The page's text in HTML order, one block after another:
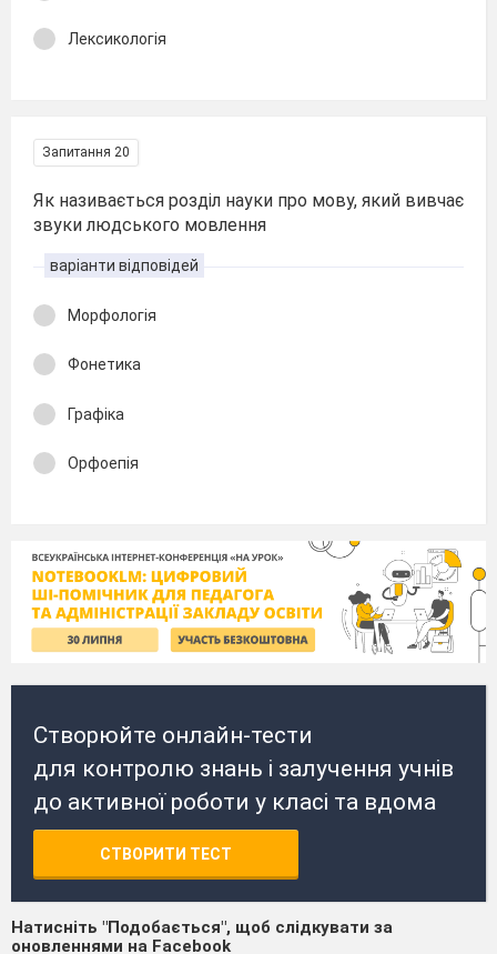
Лексикологія
Запитання 20
Як називається розділ науки про мову, який вивчає
звуки людського мовлення
варіанти відповідей
Морфологія
Фонетика
Графіка
Орфоепія
Створюйте онлайн-тести
для контролю знань і залучення учнів
до активної роботи у класі та вдома
СТВОРИТИ ТЕСТ
Натисніть "Подобається", щоб слідкувати за
оновленнями на Facebook